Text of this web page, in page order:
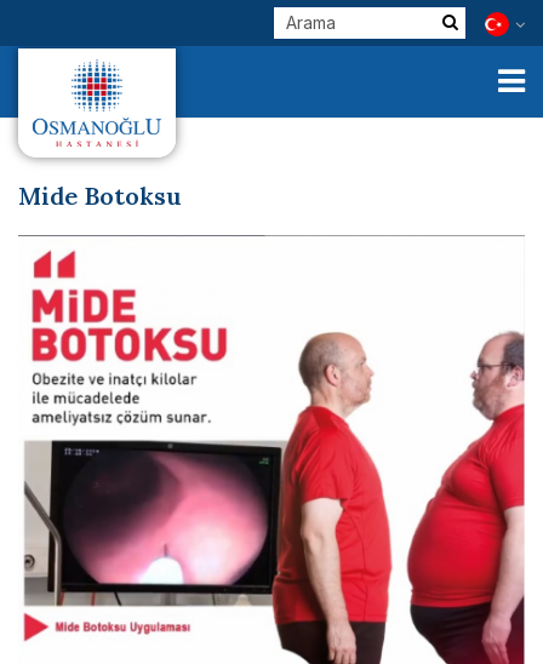
Hekimlerimiz
E-Servisler
Check Up
Sağlık Turizmi
Bilimsel Yayınlar
Haberler
İletişim
Mide Botoksu